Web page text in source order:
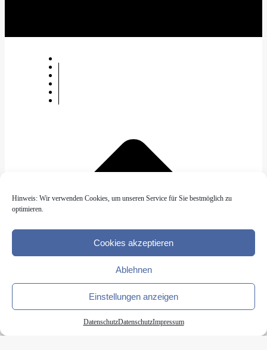
Hinweis: Wir verwenden Cookies, um unseren Service für Sie bestmöglich zu
optimieren.
Cookies akzeptieren
Ablehnen
Einstellungen anzeigen
DatenschutzDatenschutzImpressum